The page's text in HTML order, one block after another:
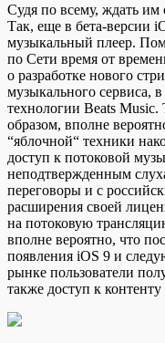
Судя по всему, ждать им
Так, еще в бета-версии
музыкальный плеер.
по Сети время от
о разработке нового
музыкального сервиса,
технологии Beats Music.
образом, вполне
“яблочной“ техники
доступ к потоковой
неподтвержденным
переговоры и с
расширения своей
на потоковую
вполне вероятно, что
появления iOS 9 и
рынке пользователи
также доступ к